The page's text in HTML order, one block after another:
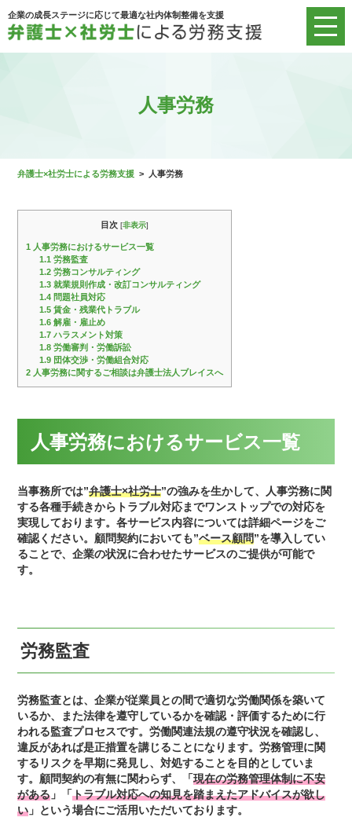
企業の成長ステージに応じて最適な社内体制整備を支援
人事労務
弁護士×社労士による労務支援 > 人事労務
目次 [非表示]
1 人事労務におけるサービス一覧
1.1 労務監査
1.2 労務コンサルティング
1.3 就業規則作成・改訂コンサルティング
1.4 問題社員対応
1.5 賃金・残業代トラブル
1.6 解雇・雇止め
1.7 ハラスメント対策
1.8 労働審判・労働訴訟
1.9 団体交渉・労働組合対応
2 人事労務に関するご相談は弁護士法人ブレイスへ
人事労務におけるサービス一覧
当事務所では”弁護士×社労士”の強みを生かして、人事労務に関
する各種手続きからトラブル対応までワンストップでの対応を
実現しております。各サービス内容については詳細ページをご
確認ください。顧問契約においても”ベース顧問”を導入してい
ることで、企業の状況に合わせたサービスのご提供が可能で
す。
労務監査
労務監査とは、企業が従業員との間で適切な労働関係を築いて
いるか、また法律を遵守しているかを確認・評価するために行
われる監査プロセスです。労働関連法規の遵守状況を確認し、
違反があれば是正措置を講じることになります。労務管理に関
するリスクを早期に発見し、対処することを目的としていま
す。顧問契約の有無に関わらず、「現在の労務管理体制に不安
がある 」「トラブル対応への知見を踏まえたアドバイスが欲し
い 」という場合にご活用いただいております。